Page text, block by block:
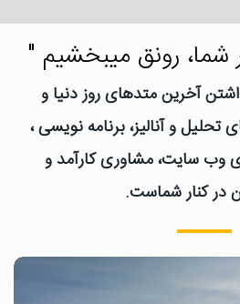
رونق میبخشیم "
آخرین متدهای روز دنیا و
تحلیل و آنالیز، برنامه نویسی ،
وب سایت، مشاوری کارآمد و
در کنار شماست.